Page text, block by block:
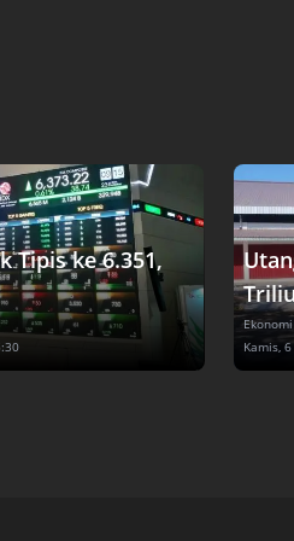
Tipis ke 6.351,
Ekonomi
Kamis,